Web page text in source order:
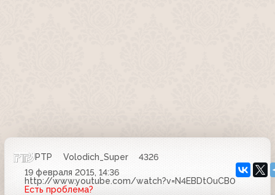
РТР Volodich_Super
4326
19 февраля 2015, 14:36
http://www.youtube.com/watch?v=N4EBDtOuCB0
Есть проблема?